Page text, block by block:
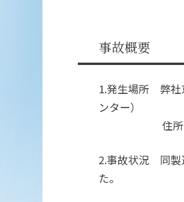
事故概要
1.発生場所 弊社
ンター）
住所：京都
2.事故状況 同製
た。